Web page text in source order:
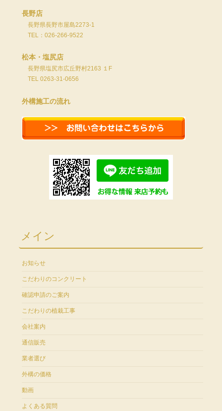
長野店
長野県長野市屋島2273-1
TEL：026-266-9522
松本・塩尻店
長野県塩尻市広丘野村2163 １F
TEL 0263-31-0656
外構施工の流れ
メイン
お知らせ
こだわりのコンクリート
確認申請のご案内
こだわりの植栽工事
会社案内
通信販売
業者選び
外構の価格
動画
よくある質問